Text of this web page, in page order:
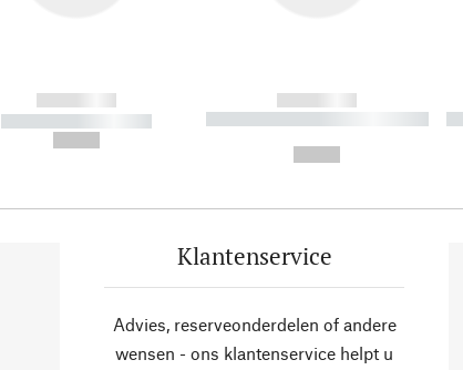
------------
----------- -----------
------------
----------- ----------- ----------
Klantenservice
Advies, reserveonderdelen of andere
wensen - ons klantenservice helpt u